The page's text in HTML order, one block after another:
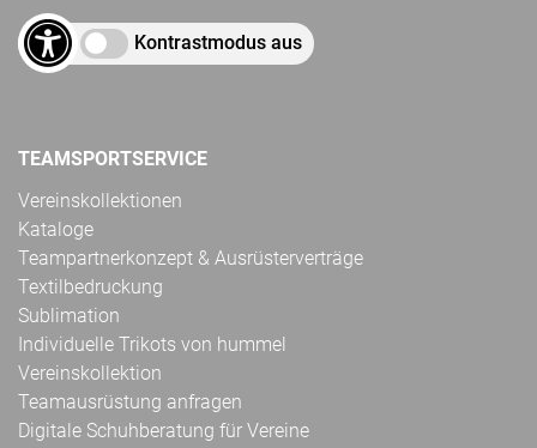
Kontrastmodus aus
TEAMSPORTSERVICE
Vereinskollektionen
Kataloge
Teampartnerkonzept & Ausrüsterverträge
Textilbedruckung
Sublimation
Individuelle Trikots von hummel
Vereinskollektion
Teamausrüstung anfragen
Digitale Schuhberatung für Vereine